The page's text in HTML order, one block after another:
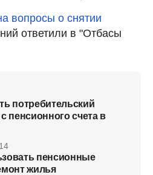
вопросы о снятии
ответили в "Отбасы
потребительский
пенсионного счета в
пенсионные
жилья